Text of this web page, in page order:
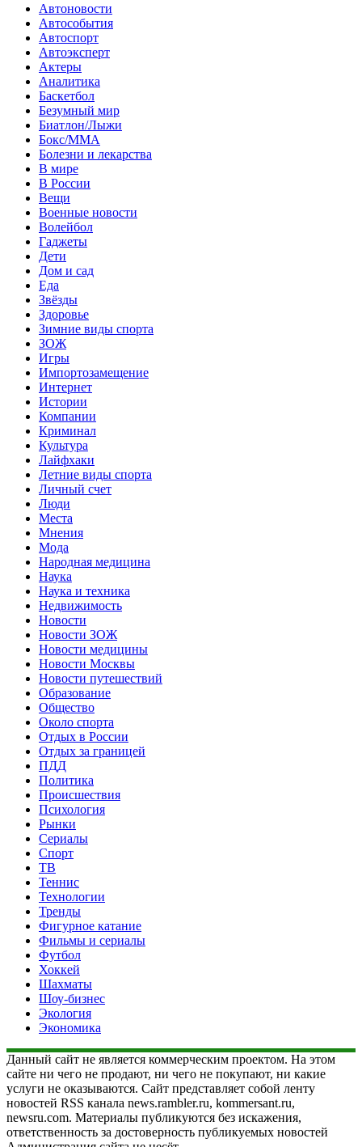
Автоновости
Автособытия
Автоспорт
Автоэксперт
Актеры
Аналитика
Баскетбол
Безумный мир
Биатлон/Лыжи
Бокс/MMA
Болезни и лекарства
В мире
В России
Вещи
Военные новости
Волейбол
Гаджеты
Дети
Дом и сад
Еда
Звёзды
Здоровье
Зимние виды спорта
ЗОЖ
Игры
Импортозамещение
Интернет
Истории
Компании
Криминал
Культура
Лайфхаки
Летние виды спорта
Личный счет
Люди
Места
Мнения
Мода
Народная медицина
Наука
Наука и техника
Недвижимость
Новости
Новости ЗОЖ
Новости медицины
Новости Москвы
Новости путешествий
Образование
Общество
Около спорта
Отдых в России
Отдых за границей
ПДД
Политика
Происшествия
Психология
Рынки
Сериалы
Спорт
ТВ
Теннис
Технологии
Тренды
Фигурное катание
Фильмы и сериалы
Футбол
Хоккей
Шахматы
Шоу-бизнес
Экология
Экономика
Данный сайт не является коммерческим проектом. На этом
сайте ни чего не продают, ни чего не покупают, ни какие
услуги не оказываются. Сайт представляет собой ленту
новостей RSS канала news.rambler.ru, kommersant.ru,
newsru.com. Материалы публикуются без искажения,
ответственность за достоверность публикуемых новостей